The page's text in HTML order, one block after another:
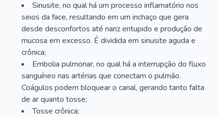
Sinusite, no qual há um processo inflamatório nos
seios da face, resultando em um inchaço que gera
desde desconfortos até nariz entupido e produção de
mucosa em excesso. É dividida em sinusite aguda e
crônica;
Embolia pulmonar, no qual há a interrupção do fluxo
sanguíneo nas artérias que conectam o pulmão.
Coágulos podem bloquear o canal, gerando tanto falta
de ar quanto tosse;
Tosse crônica;